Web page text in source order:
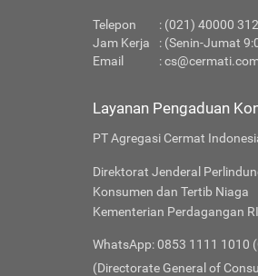
Telepon
: (021) 40000 312
Jam Kerja
: (Senin-Jumat
Email
:
Layanan Pengaduan
PT Agregasi Cermat
Direktorat Jenderal
Konsumen dan Tertib Niaga
Kementerian Perdagangan RI
WhatsApp: 0853 1111 1010
(Directorate General of